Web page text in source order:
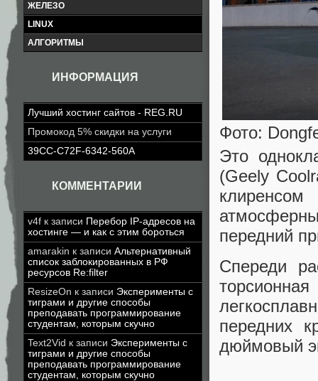
ЖЕЛЕЗО
LINUX
АЛГОРИТМЫ
ИНФОРМАЦИЯ
Лучший хостинг сайтов - REG.RU
Промокод 5% скидки на услуги
39CC-C72F-6342-560A
КОММЕНТАРИИ
v4f к записи Перебор IP-адресов на
хостинге — и как с этим бороться
amarakin к записи Альтернативный
список заблокированных в РФ
ресурсов Re:filter
ResizeOn к записи Эксперименты с
тиграми и другие способы
преподавать программирование
студентам, которым скучно
Text2Vid к записи Эксперименты с
тиграми и другие способы
преподавать программирование
студентам, которым скучно
Фото:
Это
(Geely
передний
Спереди
передних
дюймовый